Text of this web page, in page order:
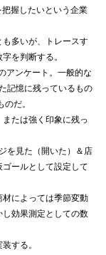
握したいという企業
多いが、トレースす
を判断する。
アンケート。一般的な
記憶に残っているもの
だ。
たは強く印象に残っ
を見た（開いた）＆店
ールとして設定して
によっては季節変動
効果測定としての数
する。